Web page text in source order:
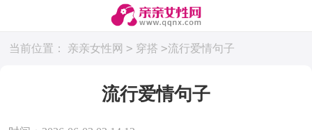
当前位置： 亲亲女性网 > 穿搭 >流行爱情句子
流行爱情句子